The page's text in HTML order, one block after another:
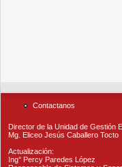
Contactanos
Director de la Unidad de Gestión
Mg. Eliceo Jesús Caballero Tocto
Actualización:
Ing° Percy Paredes López